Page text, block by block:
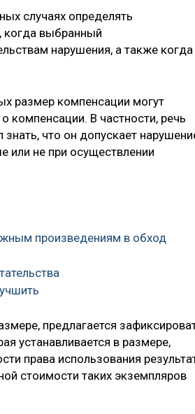
случаях определять
когда выбранный
нарушения, а также когда
размер компенсации могут
компенсации. В частности, речь
что он допускает
или не при осуществлении
произведениям в обход
предлагается
устанавливается в размере,
права использования
стоимости таких экземпляров